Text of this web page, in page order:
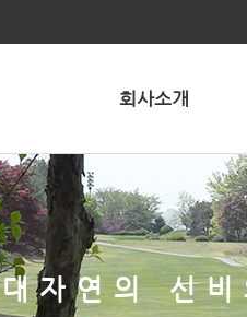
회사소개
대자연의 신